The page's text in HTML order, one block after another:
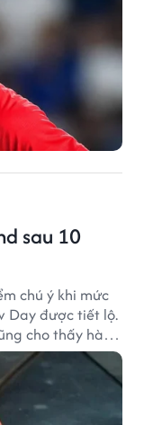
sau 10
chú ý khi mức
Day được tiết lộ.
cho thấy hành
diễn viên sau